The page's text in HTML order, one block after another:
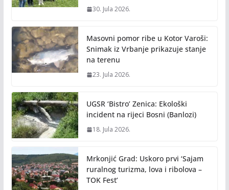
30. Jula 2026.
Masovni pomor ribe u Kotor Varoši:
Snimak iz Vrbanje prikazuje stanje
na terenu
23. Jula 2026.
UGSR ‘Bistro’ Zenica: Ekološki
incident na rijeci Bosni (Banlozi)
18. Jula 2026.
Mrkonjić Grad: Uskoro prvi ‘Sajam
ruralnog turizma, lova i ribolova –
TOK Fest’